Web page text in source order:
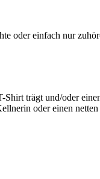
oder einfach nur
trägt und/oder
oder einen